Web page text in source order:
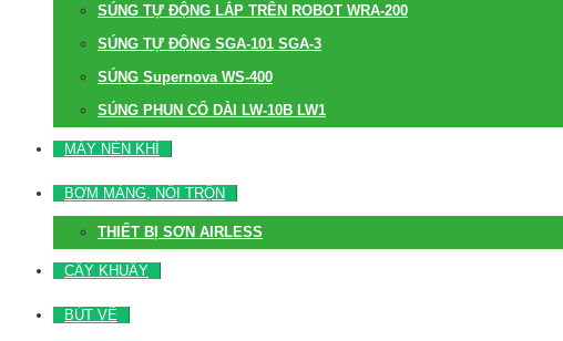
SÚNG TỰ ĐỘNG LẮP TRÊN ROBOT WRA-200
SÚNG TỰ ĐỘNG SGA-101 SGA-3
SÚNG Supernova WS-400
SÚNG PHUN CỔ DÀI LW-10B LW1
MÁY NÉN KHÍ
BƠM MÀNG, NỒI TRỘN
THIẾT BỊ SƠN AIRLESS
CÂY KHUẤY
BÚT VẼ